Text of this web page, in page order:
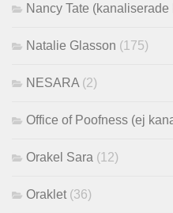
Nancy Tate (kanaliserade
Natalie Glasson (175)
NESARA (2)
Office of Poofness (ej
Orakel Sara (12)
Oraklet (36)